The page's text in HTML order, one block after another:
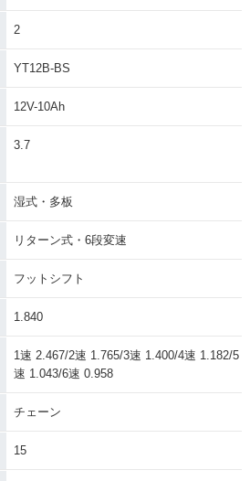
2
YT12B-BS
12V-10Ah
3.7
湿式・多板
リターン式・6段変速
フットシフト
1.840
1速 2.467/2速 1.765/3速 1.400/4速 1.182/5
速 1.043/6速 0.958
チェーン
15